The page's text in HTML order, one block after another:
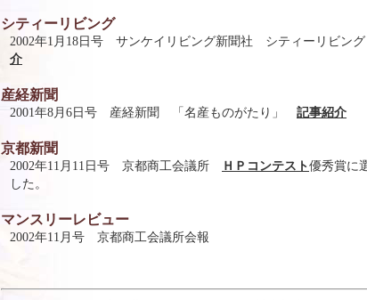
シティーリビング
2002年1月18日号 サンケイリビング新聞社 シティーリビン
介
産経新聞
2001年8月6日号 産経新聞 「名産ものがたり」 記事紹介
京都新聞
2002年11月11日号 京都商工会議所 ＨＰコンテスト優秀賞に
した。
マンスリーレビュー
2002年11月号 京都商工会議所会報